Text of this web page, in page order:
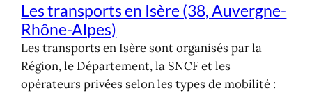
Les transports en Isère (38, Auvergne-
Rhône-Alpes)
Les transports en Isère sont organisés par la
Région, le Département, la SNCF et les
opérateurs privées selon les types de mobilité :